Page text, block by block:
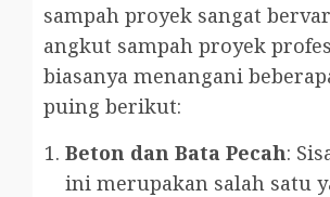
sampah proyek sangat
angkut sampah proyek
biasanya menangani
puing berikut:
Beton dan Bata Pecah:
ini merupakan salah satu